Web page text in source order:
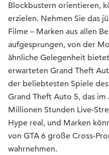
Blockbustern orientieren,
erzielen. Nehmen Sie das
Filme – Marken aus allen
aufgesprungen, von der
ähnliche Gelegenheit
erwarteten Grand Theft
der beliebtesten Spiele
Grand Theft Auto 5, das
Millionen Stunden Live-
Hype real, und Marken
von GTA 6 große Cross-
wahrnehmen.